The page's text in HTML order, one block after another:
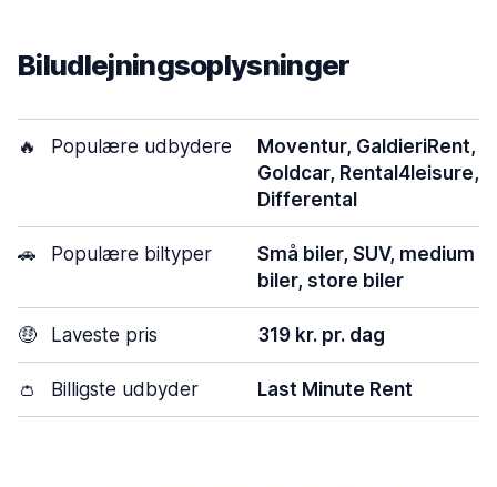
Biludlejningsoplysninger
🔥 Populære udbydere
Moventur, GaldieriRent,
Goldcar, Rental4leisure,
Differental
🚗 Populære biltyper
Små biler, SUV, medium
biler, store biler
🤑 Laveste pris 319 kr. pr. dag
👛 Billigste udbyder Last Minute Rent